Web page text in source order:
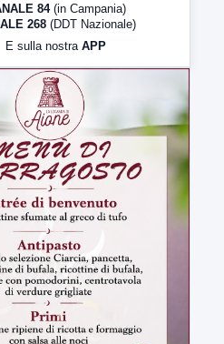
LabNews (Diretta)
LabNews (replica)
84 (in Campania)
268 (DDT Nazionale)
E sulla nostra APP